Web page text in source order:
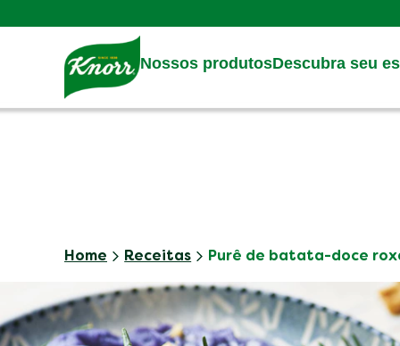
Main content
Nossos produtosDescubra seu
Home Receitas Purê de batata-doce